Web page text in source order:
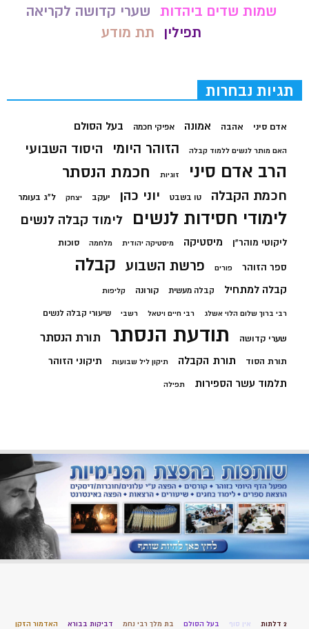
שמות שדים ביהדות שערי קדושה לקריאה
תפילין
תת מודע
תגיות נבחרות
אדם סיני אהבה אמונה אפיקי חכמה בעל הסולם
האם מותר לנשים ללמוד קבלה הזוהר היומי היסוד השבועי
הרב אדם סיני זוגיות חכמת הנסתר
חכמת הקבלה טו בשבט יוני כהן יעקב יצחק ל"ג בעומר
לימודי חסידות לנשים לימוד קבלה לנשים
ליקוטי מוהר"ן מיסטיקה מיסטיקה יהודית מלחמה סוכות
ספר הזוהר פורים פרשת השבוע קבלה
קבלה למתחיל קבלה מעשית קורונה קליפות
רבי ברוך שלום הלוי אשלג רבי חיים ויטאל רשבי שיעורי קבלה לנשים
שערי קדושה תודעת הנסתר תורת הנסתר
תורת הסוד תורת הקבלה תיקון ליל שבועות תיקוני הזוהר
תלמוד עשר הספירות תפילה
2 דלתות אין סוף בעל הסולם בת מלך רבי נחמ דביקות בבורא האדמור הזקן